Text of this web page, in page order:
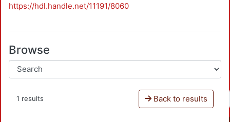
https://hdl.handle.net/11191/8060
Browse
1 results Back to results